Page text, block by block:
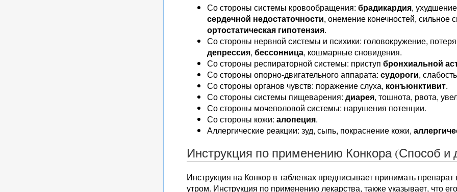
Со стороны системы кровообращения:брадикардия,
сердечной недостаточности, онемение конечностей, сильное
ортостатическая гипотензия.
Со стороны нервной системы и психики: головокружение,
депрессия,бессонница, кошмарные сновидения.
Со стороны респираторной системы: приступбронхиальной
Со стороны опорно-двигательного аппарата:судороги,
Со стороны органов чувств: поражение слуха, конъюнктивит.
Со стороны системы пищеварения:диарея, тошнота, рвота,
Со стороны мочеполовой системы: нарушения потенции.
Со стороны кожи:алопеция.
Аллергические реакции: зуд, сыпь, покраснение кожи,
Инструкция по применению Конкора (Способ и
Инструкция на Конкор в таблетках предписывает принимать
утром. Инструкция по применению лекарства, также указывает, что